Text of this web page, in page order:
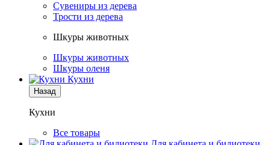
Сувениры из дерева
Трости из дерева
Шкуры животных
Шкуры животных
Шкуры оленя
Кухни
Назад
Кухни
Все товары